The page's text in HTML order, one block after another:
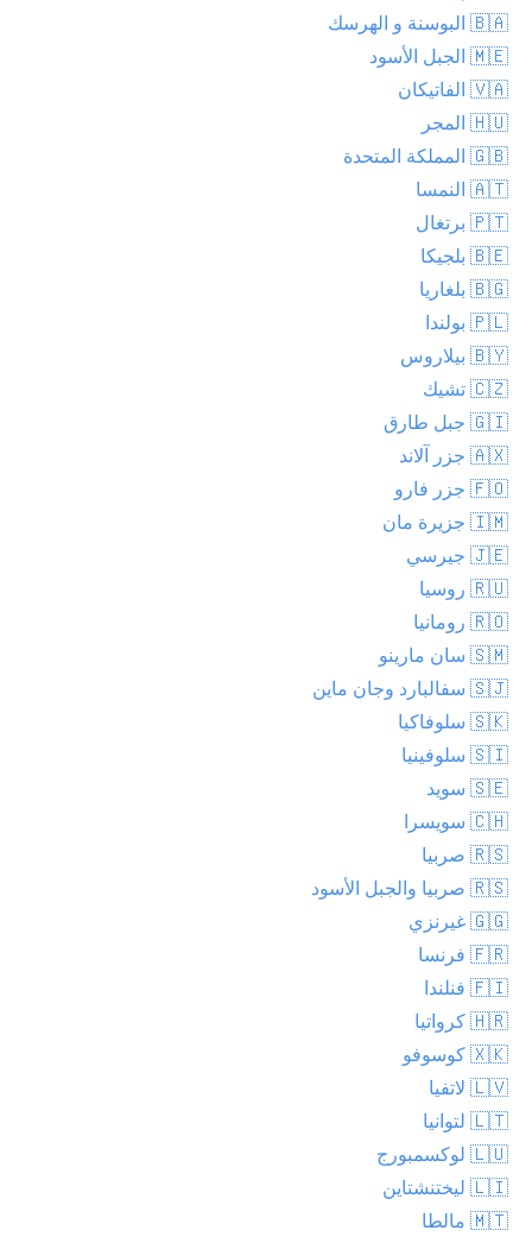
🇧🇦 البوسنة و الهرسك
🇲🇪 الجبل الأسود
🇻🇦 الفاتيكان
🇭🇺 المجر
🇬🇧 المملكة المتحدة
🇦🇹 النمسا
🇵🇹 برتغال
🇧🇪 بلجيكا
🇧🇬 بلغاريا
🇵🇱 بولندا
🇧🇾 بيلاروس
🇨🇿 تشيك
🇬🇮 جبل طارق
🇦🇽 جزر آلاند
🇫🇴 جزر فارو
🇮🇲 جزيرة مان
🇯🇪 جيرسي
🇷🇺 روسيا
🇷🇴 رومانيا
🇸🇲 سان مارينو
🇸🇯 سفالبارد وجان ماين
🇸🇰 سلوفاكيا
🇸🇮 سلوفينيا
🇸🇪 سويد
🇨🇭 سويسرا
🇷🇸 صربيا
🇷🇸 صربيا والجبل الأسود
🇬🇬 غيرنزي
🇫🇷 فرنسا
🇫🇮 فنلندا
🇭🇷 كرواتيا
🇽🇰 كوسوفو
🇱🇻 لاتفيا
🇱🇹 لتوانيا
🇱🇺 لوكسمبورج
🇱🇮 ليختنشتاين
🇲🇹 مالطا